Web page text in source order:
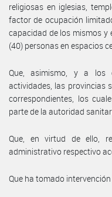
religiosas en iglesias,
factor de ocupación
capacidad de los mismos y
(40) personas en espacios
Que, asimismo, y a los
actividades, las provincias
correspondientes, los
parte de la autoridad
Que, en virtud de ello,
administrativo respectivo
Que ha tomado